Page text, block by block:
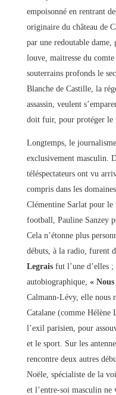
empoisonné en rentrant
originaire du château de
par une redoutable
louve, maitresse du
souterrains profonds le
Blanche de Castille, la
assassin, veulent
doit fuir, pour protéger le
Longtemps, le
exclusivement masculin.
téléspectateurs ont vu
compris dans les
Clémentine Sarlat pour
football, Pauline Sanzey
Cela n’étonne plus
débuts, à la radio, furent
Legrais fut l’une d’elles
autobiographique, «
Calmann-Lévy, elle nous
Catalane (comme Hélène
l’exil parisien, pour
et le sport. Sur les
rencontre deux autres
Noële, spécialiste de la
et l’entre-soi masculin ne